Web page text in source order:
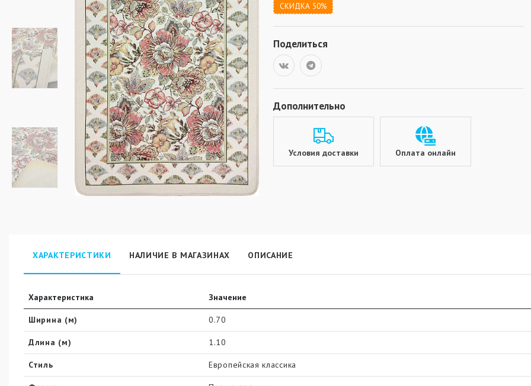
СКИДКА 50%
Поделиться
Дополнительно
Условия доставки Оплата онлайн
ХАРАКТЕРИСТИКИ НАЛИЧИЕ В МАГАЗИНАХ ОПИСАНИЕ
Характеристика Значение
Ширина (м) 0.70
Длина (м) 1.10
Стиль Европейская классика